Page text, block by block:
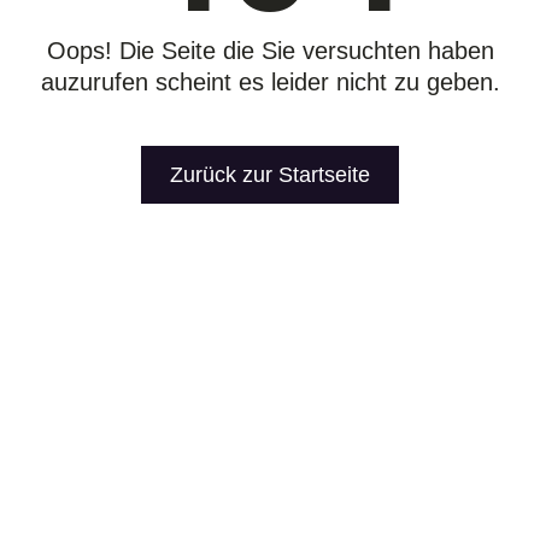
Oops! Die Seite die Sie versuchten haben
auzurufen scheint es leider nicht zu geben.
Zurück zur Startseite